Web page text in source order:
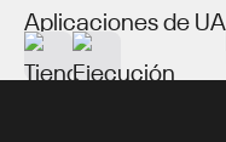
Aplicaciones de UA